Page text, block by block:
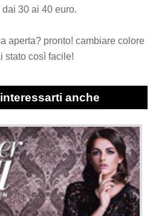
30 ai 40 euro.
aperta? pronto! cambiare colore
stato così facile!
anche